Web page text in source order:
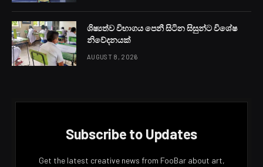
ශිෂ්‍යත්ව විභාගය පෙනී සිටින සිසුන්ට විශේෂ
නිවේදනයක්
AUGUST 8, 2026
Subscribe to Updates
Get the latest creative news from FooBar about art,